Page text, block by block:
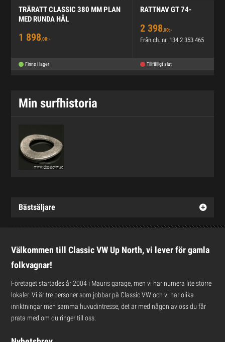
Bästsäljare
TRÄRATT CLASSIC 380 MM PLAN
MED RUNDA HÅL
1 898,00:-
Finns i lager
RATTNAV GT 74-
2 398,00:-
Från ch. nr. 134 2 353 465
Tillfälligt slut
Min surfhistoria
Välkommen till Classic VW Up North, vi lever för gamla
folkvagnar!
Företaget startades år 2004 i Mauris garage, men vi har numera lite större
lokaler. Vi är tre personer som jobbar på Classic VW och vi har olika
inriktningar men samma huvudintresse, det är med någon av oss du får
prata med om du ringer till oss.